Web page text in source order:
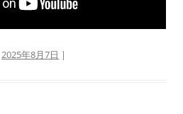
2025年8月7日 |